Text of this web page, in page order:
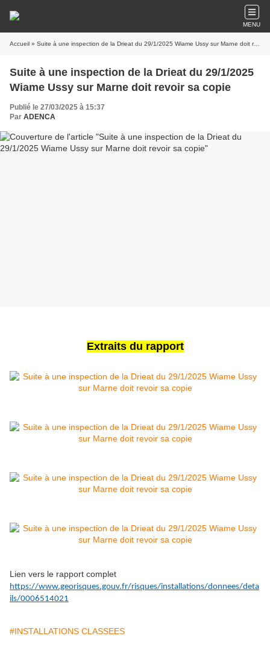
MENU
Accueil » Suite à une inspection de la Drieat du 29/1/2025 Wiame Ussy sur Marne doit revoir sa copie
Suite à une inspection de la Drieat du 29/1/2025
Wiame Ussy sur Marne doit revoir sa copie
Publié le 27/03/2025 à 15:37
Par ADENCA
Extraits du rapport
Lien vers le rapport complet
https://www.georisques.gouv.fr/risques/installations/donnees/deta
ils/0006514021
#INSTALLATIONS CLASSEES